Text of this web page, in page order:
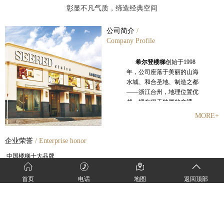
彰显不凡气质，缔造经典空间
公司简介 /
Company Profile
希尔登楼梯创始于1998
年，公司座落于美丽的山海
水城、和合圣地、制造之都
——浙江台州 ，地理位置优
越，拥有得天独厚的交通、
人文、研发、创新等资源。
尔登走出了一条引以为傲的
独特创业之道。
MORE+
企业荣誉 / Enterprise honor
中国楼梯十大品牌
金木楼梯领军品牌
中国家装行业金钻奖
首页 电话 地图 返回顶部